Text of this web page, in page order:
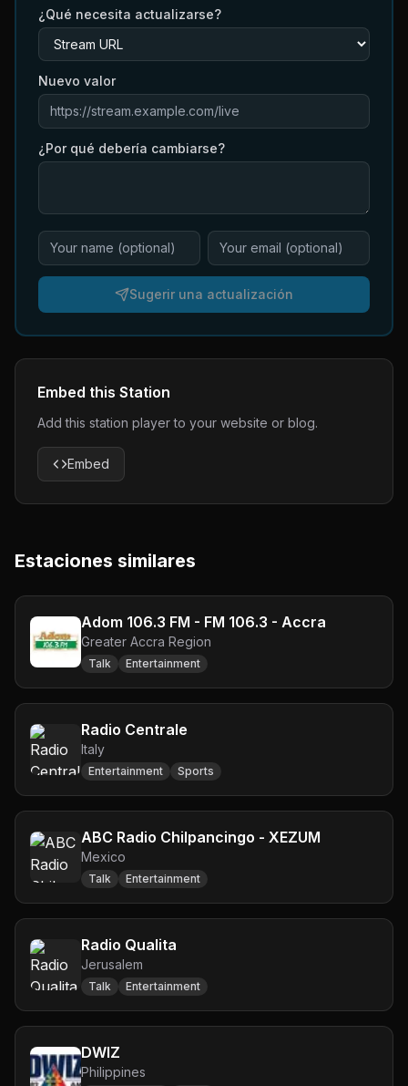
¿Qué necesita actualizarse?
Nuevo valor
¿Por qué debería cambiarse?
Sugerir una actualización
Embed this Station
Add this station player to your website or blog.
Embed
Estaciones similares
Adom 106.3 FM - FM 106.3 - Accra
Greater Accra Region
Talk Entertainment
Radio Centrale
Italy
Entertainment Sports
ABC Radio Chilpancingo - XEZUM
Mexico
Talk Entertainment
Radio Qualita
Jerusalem
Talk Entertainment
DWIZ
Philippines